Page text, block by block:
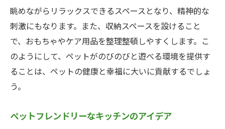
眺めながらリラックスできるスペースとなり、精神的な
刺激にもなります。また、収納スペースを設けること
で、おもちゃやケア用品を整理整頓しやすくします。こ
のようにして、ペットがのびのびと遊べる環境を提供す
ることは、ペットの健康と幸福に大いに貢献するでしょ
う。
ペットフレンドリーなキッチンのアイデア